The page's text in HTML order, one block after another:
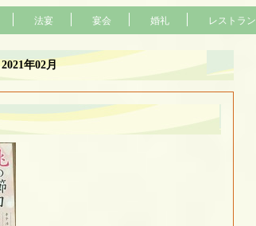
法宴 宴会 婚礼 レストラン
2021年02月